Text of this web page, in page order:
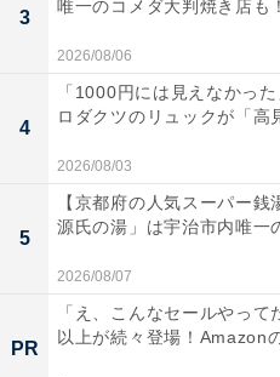
3
唯一のコメダ大判焼き店も
2026/08/06
4
「1000円には見えなかっ
ロダクツのリュックが「高
2026/08/03
5
【京都府の人気スーパー
源氏の湯」は宇治市内唯一
2026/08/07
PR
「え、こんなセールやっ
以上が続々登場！Amazon